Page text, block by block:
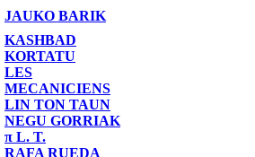
JAUKO BARIK
KASHBAD
KORTATU
LES
MECANICIENS
LIN TON TAUN
NEGU GORRIAK
π L. T.
RAFA RUEDA